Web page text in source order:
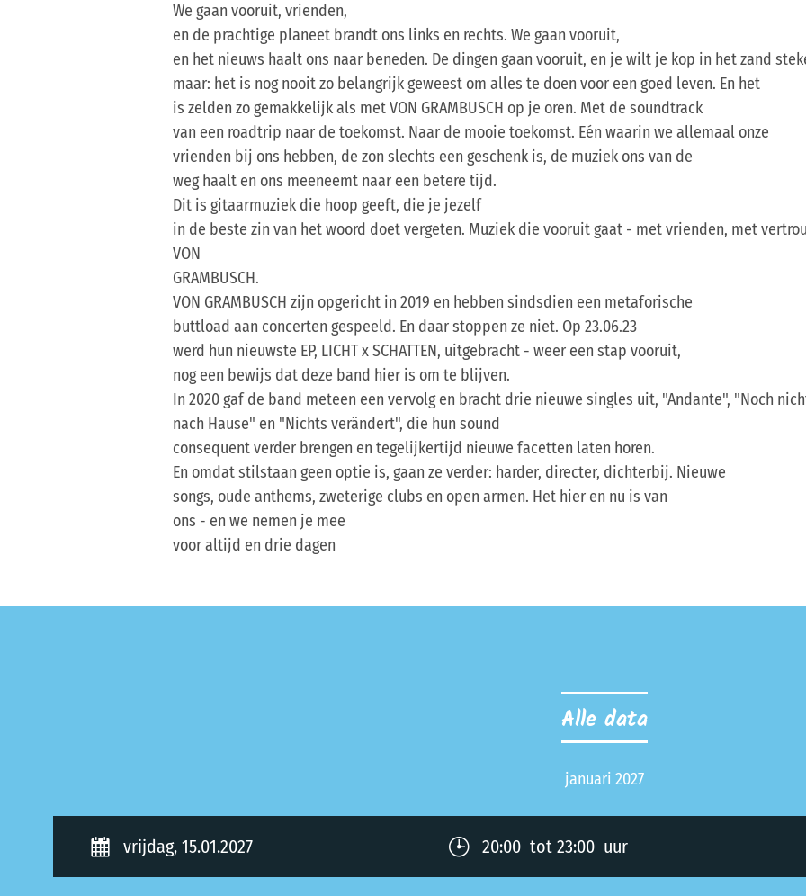
We gaan vooruit, vrienden,
en de prachtige planeet brandt ons links en rechts. We gaan vooruit,
en het nieuws haalt ons naar beneden. De dingen gaan vooruit, en je wilt je kop in het zand
maar: het is nog nooit zo belangrijk geweest om alles te doen voor een goed leven. En het
is zelden zo gemakkelijk als met VON GRAMBUSCH op je oren. Met de soundtrack
van een roadtrip naar de toekomst. Naar de mooie toekomst. Eén waarin we allemaal onze
vrienden bij ons hebben, de zon slechts een geschenk is, de muziek ons van de
weg haalt en ons meeneemt naar een betere tijd.
Dit is gitaarmuziek die hoop geeft, die je jezelf
in de beste zin van het woord doet vergeten. Muziek die vooruit gaat - met vrienden, met
VON
GRAMBUSCH.
VON GRAMBUSCH zijn opgericht in 2019 en hebben sindsdien een metaforische
buttload aan concerten gespeeld. En daar stoppen ze niet. Op 23.06.23
werd hun nieuwste EP, LICHT x SCHATTEN, uitgebracht - weer een stap vooruit,
nog een bewijs dat deze band hier is om te blijven.
In 2020 gaf de band meteen een vervolg en bracht drie nieuwe singles uit, "Andante", "Noch
nach Hause" en "Nichts verändert", die hun sound
consequent verder brengen en tegelijkertijd nieuwe facetten laten horen.
En omdat stilstaan geen optie is, gaan ze verder: harder, directer, dichterbij. Nieuwe
songs, oude anthems, zweterige clubs en open armen. Het hier en nu is van
ons - en we nemen je mee
voor altijd en drie dagen
Alle data
januari 2027
vrijdag, 15.01.2027 20:00 tot 23:00 uur